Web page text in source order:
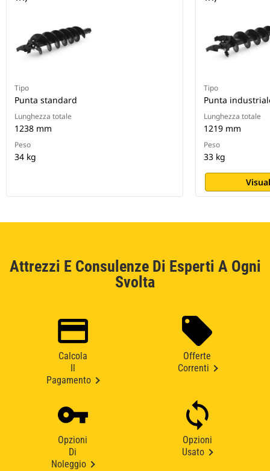
Tipo
Punta standard
Lunghezza totale
1238 mm
Peso
34 kg
Tipo
Punta
Lunghezza totale
1219 mm
Peso
33 kg
Attrezzi E Consulenze Di Esperti A Ogni
Svolta
Calcola
Pagamento
Offerte
Correnti
Opzioni
Di
Noleggio
Opzioni
Usato